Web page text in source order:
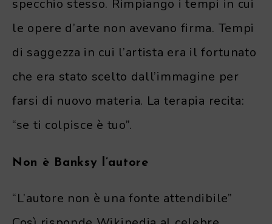
specchio stesso. Rimpiango i tempi in cui
le opere d’arte non avevano firma. Tempi
di saggezza in cui l’artista era il fortunato
che era stato scelto dall’immagine per
farsi di nuovo materia. La terapia recita:
“se ti colpisce è tuo”.
Non è Banksy l’autore
“L’autore non è una fonte attendibile”